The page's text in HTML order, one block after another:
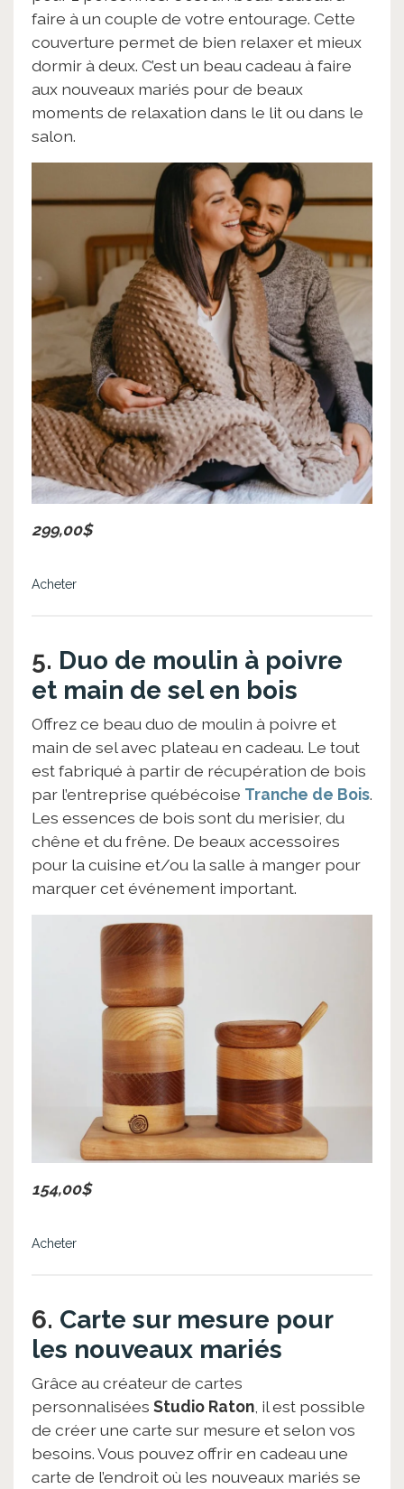
faire à un couple de votre entourage. Cette
couverture permet de bien relaxer et mieux
dormir à deux. C’est un beau cadeau à faire
aux nouveaux mariés pour de beaux
moments de relaxation dans le lit ou dans le
salon.
299,00$
Acheter
5. Duo de moulin à poivre
et main de sel en bois
Offrez ce beau duo de moulin à poivre et
main de sel avec plateau en cadeau. Le tout
est fabriqué à partir de récupération de bois
par l’entreprise québécoise Tranche de Bois.
Les essences de bois sont du merisier, du
chêne et du frêne. De beaux accessoires
pour la cuisine et/ou la salle à manger pour
marquer cet événement important.
154,00$
Acheter
6. Carte sur mesure pour
les nouveaux mariés
Grâce au créateur de cartes
personnalisées Studio Raton , il est possible
de créer une carte sur mesure et selon vos
besoins. Vous pouvez offrir en cadeau une
carte de l’endroit où les nouveaux mariés se